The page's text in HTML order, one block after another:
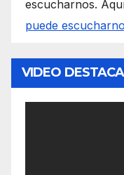
escucharnos.
puede
VIDEO